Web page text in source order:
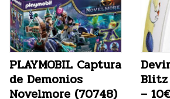
PLAYMOBIL Captura
de Demonios
Novelmore (70748)
Blitz
–